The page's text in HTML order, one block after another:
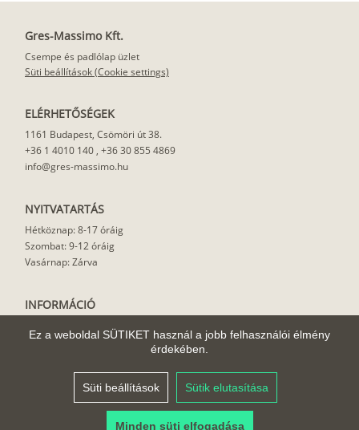
Ez a weboldal SÜTIKET használ a jobb felhasználói élmény
érdekében.
Süti beállítások Sütik elutasítása
Minden süti elfogadása
Gres-Massimo Kft.
Csempe és padlólap üzlet
Süti beállítások (Cookie settings)
ELÉRHETŐSÉGEK
1161 Budapest, Csömöri út 38.
+36 1 4010 140 , +36 30 855 4869
info@gres-massimo.hu
NYITVATARTÁS
Hétköznap: 8-17 óráig
Szombat: 9-12 óráig
Vasárnap: Zárva
INFORMÁCIÓ
Felhasználási javaslat